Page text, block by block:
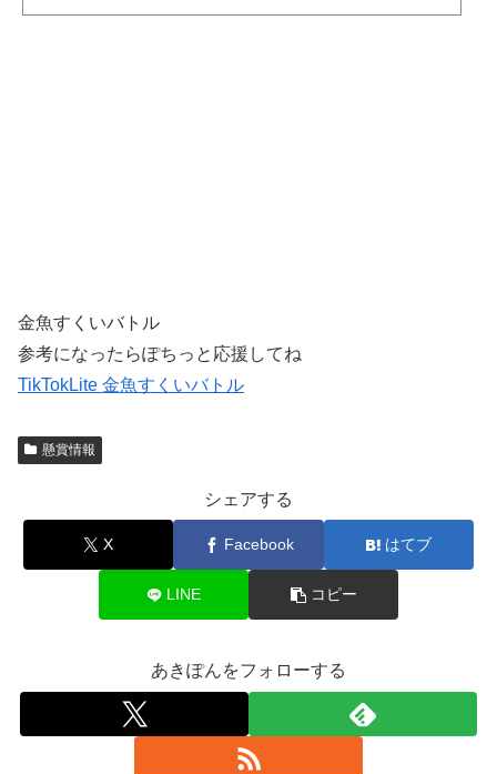
金魚すくいバトル
参考になったらぽちっと応援してね
TikTokLite 金魚すくいバトル
懸賞情報
シェアする
X Facebook はてブ
LINE コピー
あきぽんをフォローする